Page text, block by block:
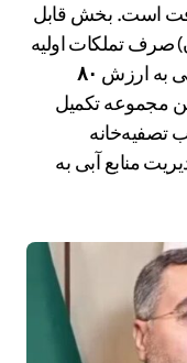
است. بخش قابل
میلیارد تومان) صرف تملکات اولیه
به ارزش ۸۰
مجموعه تکمیل
تصفیه‌خانه
منابع آبی به